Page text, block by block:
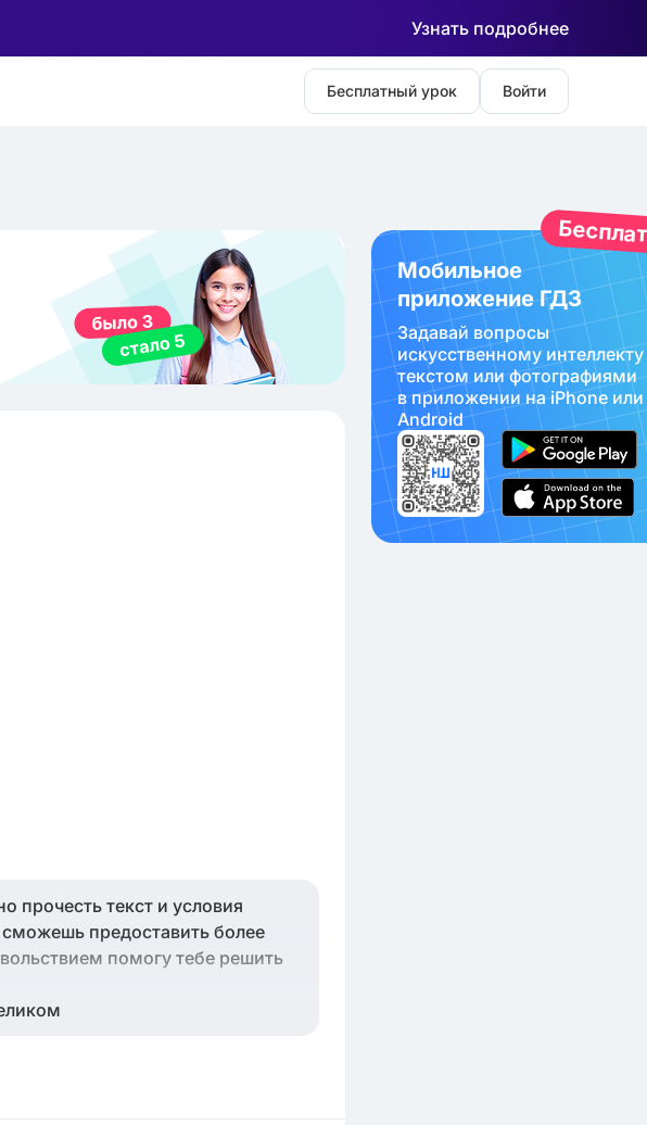
Узнать подробнее
Бесплатный урок Войти
прочесть текст и условия
сможешь предоставить более
помогу тебе решить
Мобильное
приложение ГДЗ
Задавай вопросы
искуcственному интеллекту
текстом или фотографиями
в приложении на iPhone или
Android